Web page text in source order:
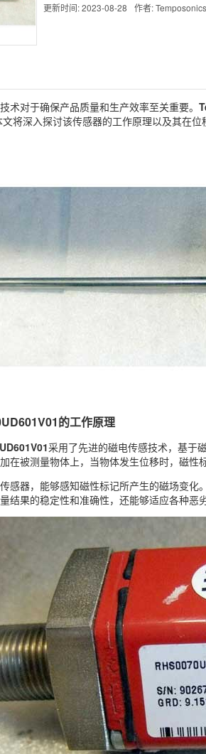
更新时间: 2023-08-28 作者:
术对于确保产品质量和生产效率至关重要。
将深入探讨该传感器的工作原理以及其在位
的工作原理
采用了先进的磁电传感技术，基于
在被测量物体上，当物体发生位移时，磁性
感器，能够感知磁性标记所产生的磁场变化
结果的稳定性和准确性，还能够适应各种恶